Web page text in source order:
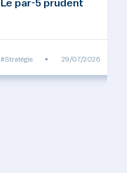
Le par-5 prudent
#Stratégie • 29/07/2026